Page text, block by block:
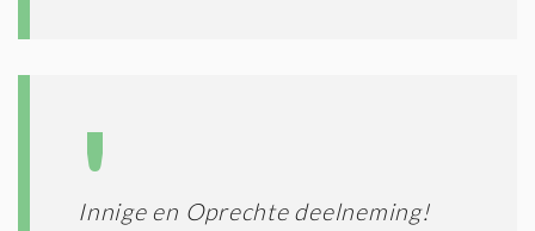
Innige en Oprechte deelneming!